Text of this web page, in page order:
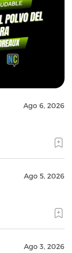
Ago 6, 2026
Ago 5, 2026
Ago 3, 2026